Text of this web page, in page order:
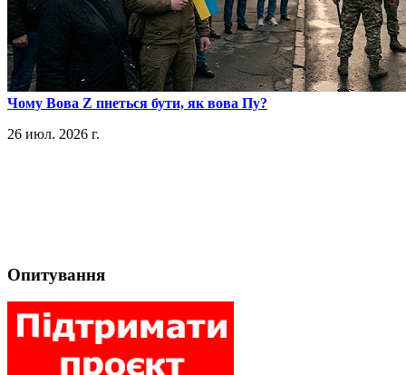
​Чому Вова Z пнеться бути, як вова Пу?
26 июл. 2026 г.
Опитування